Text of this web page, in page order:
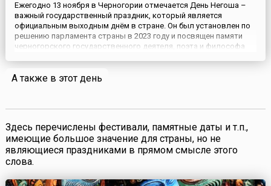
Ежегодно 13 ноября в Черногории отмечается День Негоша –
важный государственный праздник, который является
официальным выходным днём в стране. Он был установлен по
решению парламента страны в 2023 году и посвящен памяти
черногорского государственного деятеля, поэта и философа
в истории страны и символом культурного наследия
Черногории.П...
А также в этот день
Здесь перечислены фестивали, памятные даты и т.п.,
имеющие большое значение для страны, но не
являющиеся праздниками в прямом смысле этого
слова.